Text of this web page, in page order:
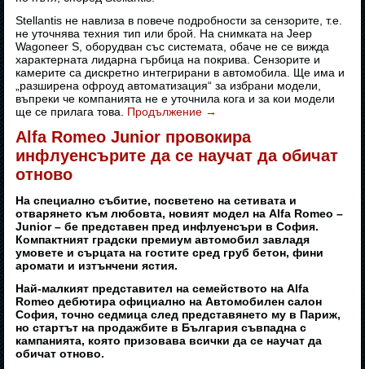
Stellantis не навлиза в повече подробности за сензорите, т.е.
не уточнява техния тип или брой. На снимката на Jeep
Wagoneer S, оборудван със системата, обаче не се вижда
характерната лидарна гърбица на покрива. Сензорите и
камерите са дискретно интегрирани в автомобила. Ще има и
„разширена офроуд автоматизация“ за избрани модели,
въпреки че компанията не е уточнила кога и за кои модели
ще се прилага това. Продължение →
Alfa Romeo Junior провокира
инфлуенсърите да се научат да обичат
отново
На специално събитие, посветено на сетивата и
отварянето към любовта, новият модел на Alfa Romeo –
Junior – бе представен пред инфлуенсъри в София.
Компактният градски премиум автомобил завладя
умовете и сърцата на гостите сред груб бетон, фини
аромати и изтънчени ястия.
Най-малкият представител на семейството на Alfa
Romeo дебютира официално на Автомобилен салон
София, точно седмица след представянето му в Париж,
но стартът на продажбите в България съвпадна с
кампанията, която призовава всички да се научат да
обичат отново.